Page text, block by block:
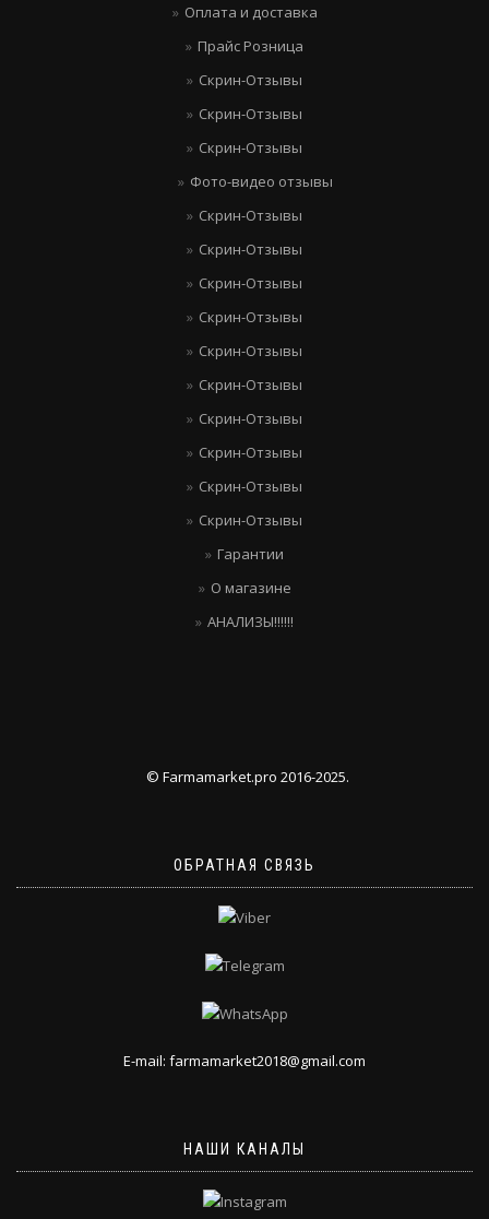
Оплата и доставка
Прайс Розница
Скрин-Отзывы
Скрин-Отзывы
Скрин-Отзывы
Фото-видео отзывы
Скрин-Отзывы
Скрин-Отзывы
Скрин-Отзывы
Скрин-Отзывы
Скрин-Отзывы
Скрин-Отзывы
Скрин-Отзывы
Скрин-Отзывы
Скрин-Отзывы
Скрин-Отзывы
Гарантии
О магазине
АНАЛИЗЫ!!!!!!
© Farmamarket.pro 2016-2025.
ОБРАТНАЯ СВЯЗЬ
E-mail: farmamarket2018@gmail.com
НАШИ КАНАЛЫ